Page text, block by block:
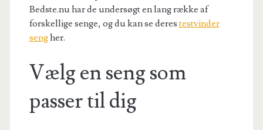
Bedste.nu har de undersøgt en lang række af
forskellige senge, og du kan se deres testvinder
sengher.
Vælg en seng som
passer til dig